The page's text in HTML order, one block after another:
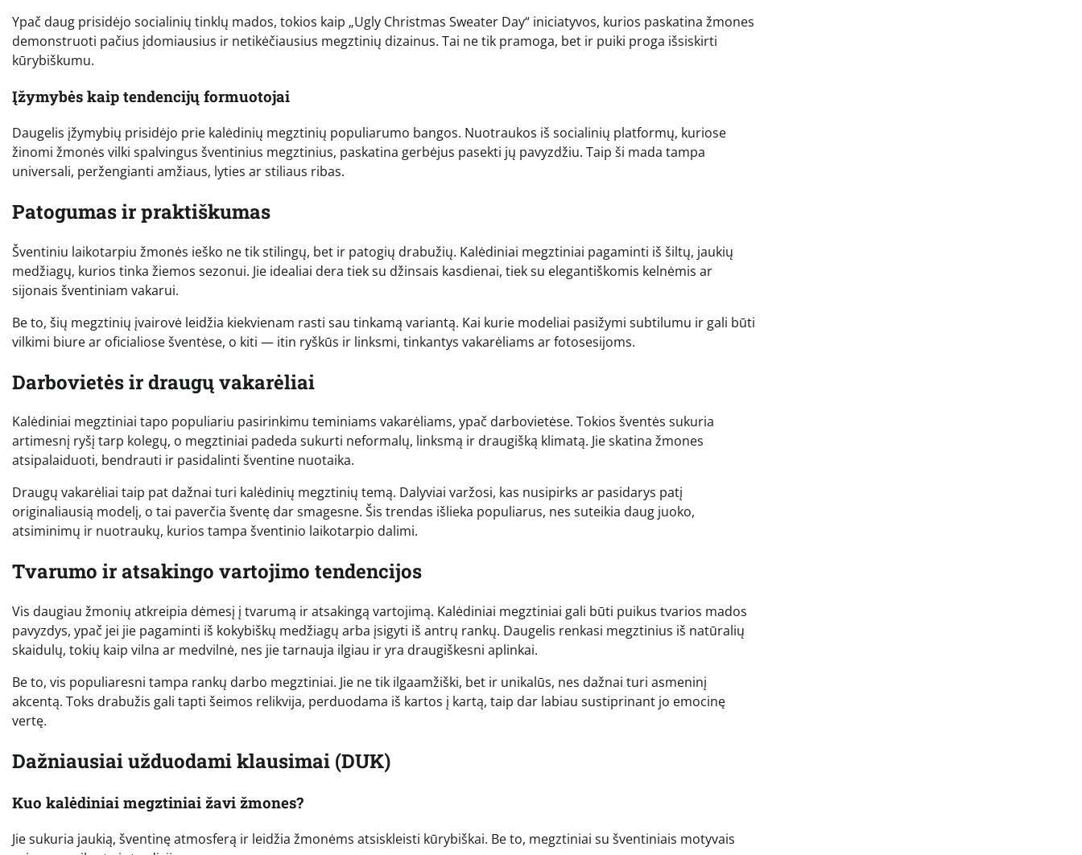
Ypač daug prisidėjo socialinių tinklų mados, tokios kaip „Ugly Christmas Sweater Day“ iniciatyvos, kurios paskatina žmones
demonstruoti pačius įdomiausius ir netikėčiausius megztinių dizainus. Tai ne tik pramoga, bet ir puiki proga išsiskirti
kūrybiškumu.
Įžymybės kaip tendencijų formuotojai
Daugelis įžymybių prisidėjo prie kalėdinių megztinių populiarumo bangos. Nuotraukos iš socialinių platformų, kuriose
žinomi žmonės vilki spalvingus šventinius megztinius, paskatina gerbėjus pasekti jų pavyzdžiu. Taip ši mada tampa
universali, peržengianti amžiaus, lyties ar stiliaus ribas.
Patogumas ir praktiškumas
Šventiniu laikotarpiu žmonės ieško ne tik stilingų, bet ir patogių drabužių. Kalėdiniai megztiniai pagaminti iš šiltų, jaukių
medžiagų, kurios tinka žiemos sezonui. Jie idealiai dera tiek su džinsais kasdienai, tiek su elegantiškomis kelnėmis ar
sijonais šventiniam vakarui.
Be to, šių megztinių įvairovė leidžia kiekvienam rasti sau tinkamą variantą. Kai kurie modeliai pasižymi subtilumu ir gali būti
vilkimi biure ar oficialiose šventėse, o kiti — itin ryškūs ir linksmi, tinkantys vakarėliams ar fotosesijoms.
Darbovietės ir draugų vakarėliai
Kalėdiniai megztiniai tapo populiariu pasirinkimu teminiams vakarėliams, ypač darbovietėse. Tokios šventės sukuria
artimesnį ryšį tarp kolegų, o megztiniai padeda sukurti neformalų, linksmą ir draugišką klimatą. Jie skatina žmones
atsipalaiduoti, bendrauti ir pasidalinti šventine nuotaika.
Draugų vakarėliai taip pat dažnai turi kalėdinių megztinių temą. Dalyviai varžosi, kas nusipirks ar pasidarys patį
originaliausią modelį, o tai paverčia šventę dar smagesne. Šis trendas išlieka populiarus, nes suteikia daug juoko,
atsiminimų ir nuotraukų, kurios tampa šventinio laikotarpio dalimi.
Tvarumo ir atsakingo vartojimo tendencijos
Vis daugiau žmonių atkreipia dėmesį į tvarumą ir atsakingą vartojimą. Kalėdiniai megztiniai gali būti puikus tvarios mados
pavyzdys, ypač jei jie pagaminti iš kokybiškų medžiagų arba įsigyti iš antrų rankų. Daugelis renkasi megztinius iš natūralių
skaidulų, tokių kaip vilna ar medvilnė, nes jie tarnauja ilgiau ir yra draugiškesni aplinkai.
Be to, vis populiaresni tampa rankų darbo megztiniai. Jie ne tik ilgaamžiški, bet ir unikalūs, nes dažnai turi asmeninį
akcentą. Toks drabužis gali tapti šeimos relikvija, perduodama iš kartos į kartą, taip dar labiau sustiprinant jo emocinę
vertę.
Dažniausiai užduodami klausimai (DUK)
Kuo kalėdiniai megztiniai žavi žmones?
Jie sukuria jaukią, šventinę atmosferą ir leidžia žmonėms atsiskleisti kūrybiškai. Be to, megztiniai su šventiniais motyvais